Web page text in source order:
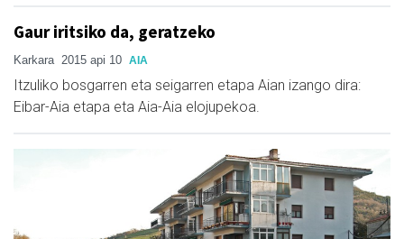
Gaur iritsiko da, geratzeko
Karkara 2015 api 10 AIA
Itzuliko bosgarren eta seigarren etapa Aian izango dira:
Eibar-Aia etapa eta Aia-Aia elojupekoa.